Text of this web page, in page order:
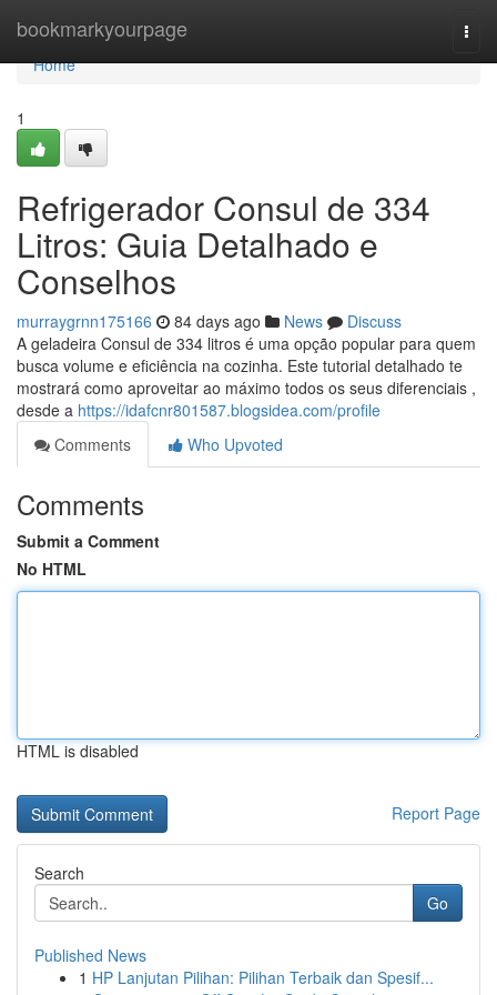
bookmarkyourpage
Home
Home
1
Refrigerador Consul de 334
Litros: Guia Detalhado e
Conselhos
murraygrnn175166 84 days ago News
Discuss
A geladeira Consul de 334 litros é uma opção popular para quem
busca volume e eficiência na cozinha. Este tutorial detalhado te
mostrará como aproveitar ao máximo todos os seus diferenciais ,
desde a https://idafcnr801587.blogsidea.com/profile
Comments
Who Upvoted
Comments
Submit a Comment
No HTML
HTML is disabled
Report Page
Search
Go
Published News
1 HP Lanjutan Pilihan: Pilihan Terbaik dan Spesif...